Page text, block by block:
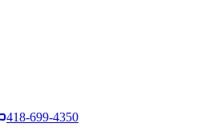
418-699-4350